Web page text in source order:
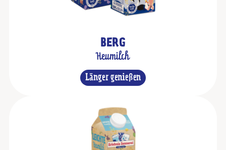
BERG
Heumilch
Länger genießen